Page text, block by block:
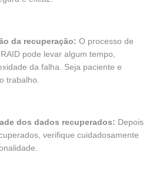
da recuperação: O processo de
pode levar algum tempo,
da falha. Seja paciente e
trabalho.
dos dados recuperados: Depois
verifique cuidadosamente